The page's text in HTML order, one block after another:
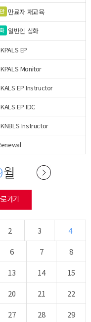
만료자 재교육
일반인 심화
KPALS EP
KPALS Monitor
KALS EP Instructor
KALS EP IDC
KNBLS Instructor
월
가기
2 3
4
6 7
8
13 14
15
20 21
22
27 28
29